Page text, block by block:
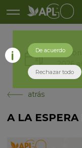
2026
atrás
A LA
De acuerdo
Rechazar todo